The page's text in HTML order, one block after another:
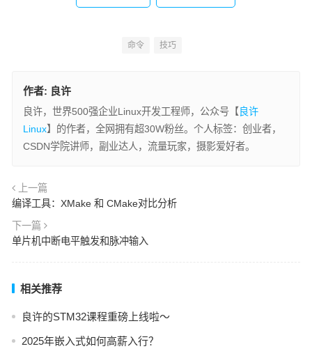
命令 技巧
作者: 良许
良许，世界500强企业Linux开发工程师，公众号【 良许
Linux】的作者，全网拥有超30W粉丝。个人标签：创业者，
CSDN学院讲师，副业达人，流量玩家，摄影爱好者。
上一篇
编译工具：XMake 和 CMake对比分析
下一篇
单片机中断电平触发和脉冲输入
相关推荐
良许的STM32课程重磅上线啦～
2025年嵌入式如何高薪入行？